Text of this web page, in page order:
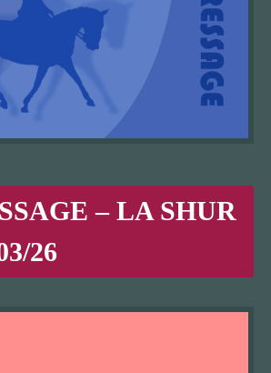
– LA SHUR
26